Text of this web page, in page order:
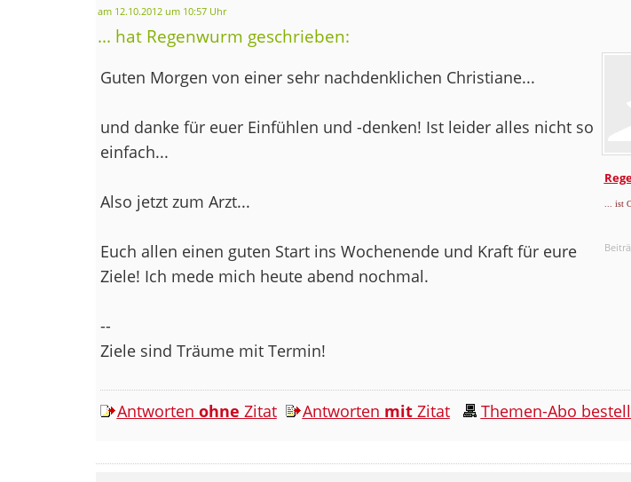
am 12.10.2012 um 10:57 Uhr
... hat Regenwurm geschrieben:
... ist
Guten Morgen von einer sehr nachdenklichen Christiane...
und danke für euer Einfühlen und -denken! Ist leider alles nicht so
einfach...
Also jetzt zum Arzt...
Euch allen einen guten Start ins Wochenende und Kraft für eure
Ziele! Ich mede mich heute abend nochmal.
--
Ziele sind Träume mit Termin!
Antworten ohne Zitat Antworten mitZitat Themen-Abo